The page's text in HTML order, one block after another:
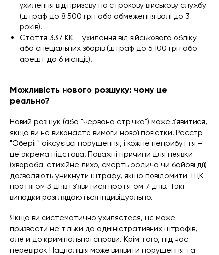
ухилення від призову на строкову військову службу
(штраф до 8 500 грн або обмеження волі до 3
років).
Стаття 337 КК – ухилення від військового обліку
або спеціальних зборів (штраф до 5 100 грн або
арешт до 6 місяців).
Можливість нового розшуку: чому це
реально?
Новий розшук (або "червона стрічка") може з'явитися,
якщо ви не виконаєте вимоги нової повістки. Реєстр
"Оберіг" фіксує всі порушення, і кожне неприбуття –
це окрема підстава. Поважні причини для неявки
(хвороба, стихійне лихо, смерть родича чи бойові дії)
дозволяють уникнути штрафу, якщо повідомити ТЦК
протягом 3 днів і з'явитися протягом 7 днів. Такі
випадки розглядаються індивідуально.
Якщо ви систематично ухиляєтеся, це може
призвести не тільки до адміністративних штрафів,
але й до кримінальної справи. Крім того, під час
перевірок Нацполіція може виявити порушення та